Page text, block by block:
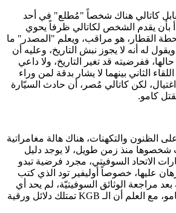
يقابل كاتالي هناك شخصاً "مُطلع" في أحد
بأن يقدم الشخص لكاتالي ظرفاً يحوي
القطار، هو مراقب، ويعلم "المصدر" ما
له أنه لا يجوز نبش التاريخ، وعليه أن
ففرضيته قد تغير التاريخ، ولا داعي
الثاني بينهما لا يشار بدقة لمن وراء
اغتيال، لكن كاتالي مُصر، أن حادث السيّارة
كامو.
الظنون والتكهنات، هناك هالة مغامراتية
شخصوها منذ زمن طويل، لا يوجد دليل
الاتحاد السوفيتي، مجرد فرضية تبدو
عليها، خصوصاً أوليفير تود الذي كتب
مراجعة الوثائق السوفيتيّة، لم يحد أي
دليل على أمر باغتيال كامو، مع العلم أن الـ KGB تمتلك دلائل ورقية